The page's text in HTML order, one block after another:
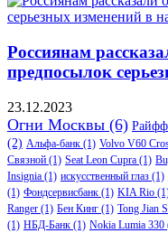
Россиянам
предпосылок
23.12.2023
Огни Москвы (6)
(2) Альфа-банк (1) Volvo V60
Связной (1) Seat Leon Cupra (1)
Insignia (1) искусственный глаз (1)
(1) Фондсервисбанк (1) KIA Rio
Ranger (1) Бен Кинг (1) Tong Jian
(1) НБД-Банк (1) Nokia Lumia 330